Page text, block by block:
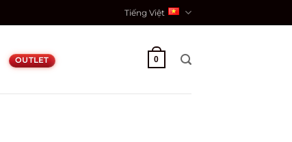
Tiếng Việt
OUTLET 0